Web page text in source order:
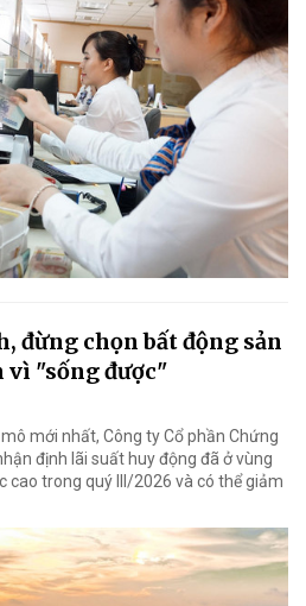
đừng chọn bất động sản
vì "sống được"
mới nhất, Công ty Cổ phần Chứng
định lãi suất huy động đã ở vùng
cao trong quý III/2026 và có thể giảm